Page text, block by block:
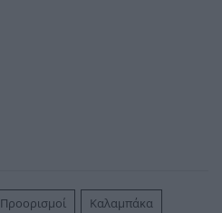
Προορισμοί Καλαμπάκα